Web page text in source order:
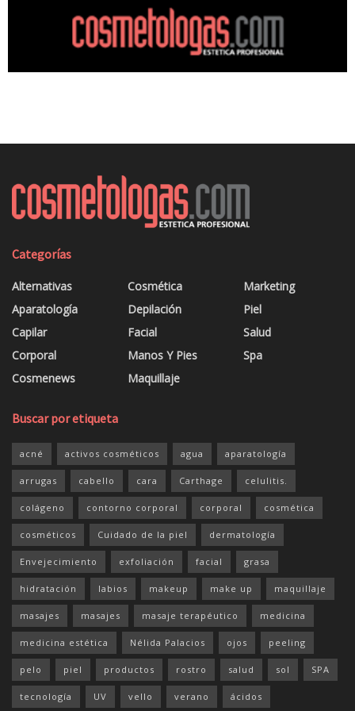
Categorías
Alternativas
Aparatología
Capilar
Corporal
Cosmenews
Cosmética
Depilación
Facial
Manos Y Pies
Maquillaje
Marketing
Piel
Salud
Spa
Buscar por etiqueta
acné activos cosméticos agua aparatología
arrugas cabello cara Carthage celulitis.
colágeno contorno corporal corporal cosmética
cosméticos Cuidado de la piel dermatología
Envejecimiento exfoliación facial grasa
hidratación labios makeup make up maquillaje
masajes masajes masaje terapéutico medicina
medicina estética Nélida Palacios ojos peeling
pelo piel productos rostro salud sol SPA
tecnología UV vello verano ácidos